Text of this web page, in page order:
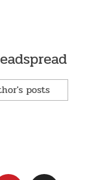
posts